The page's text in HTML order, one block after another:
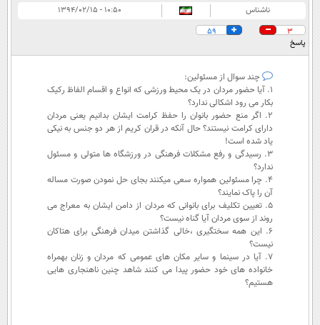
ناشناس
۱۰:۵۰ - ۱۳۹۴/۰۲/۱۵
3
59
پاسخ
چند سوال از مسئولین:
1. آیا حضور مردان در یک محیط ورزشی که انواع و اقسام الفاظ رکیک
بکار می رود اشکالی ندارد؟
2. اگر منع حضور بانوان را حفظ کرامت ایشان بدانیم یعنی مردان
دارای کرامت نیستند؟ حال آنکه در قران کریم از هر دو جنس به نیکی
یاد شده است!
3. رسیدگی و رفع مشکلات فرهنگی در ورزشگاه ها متولی و مسئول
ندارد؟
4. چرا مسئولین همواره سعی میکنند بجای حل نمودن صورت مساله
آن را پاک نمایند؟
5. تعیین تکلیف برای بانوانی که مردان از دامن ایشان به معراج می
روند از سوی مردان آیا گناه نیست؟
6. این همه سختگیری ،خالی گذاشتن میدان فرهنگی برای هتاکان
نیست؟
7. آیا در سینما و سایر مکان های عمومی که مردان و زنان بهمراه
خانواده های خود حضور پیدا می کنند شاهد چنین ناهنجاری هایی
هستیم؟